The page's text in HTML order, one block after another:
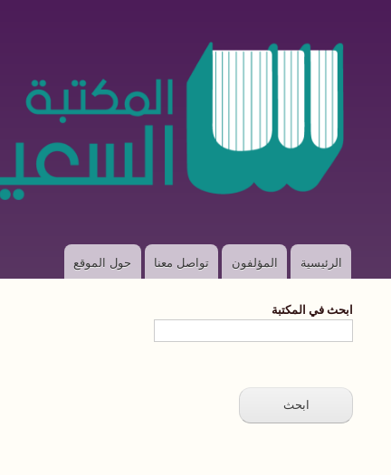
Mainالرئيسية المؤلفون تواصل معنا حول الموقع
ابحث في المكتبة